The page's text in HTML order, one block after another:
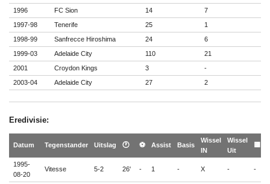
1996
FC Sion 14
7
1997-98
Tenerife 25
1
1998-99
Sanfrecce Hiroshima 24
6
1999-03
Adelaide City 110
21
2001
Croydon Kings 3
-
2003-04
Adelaide City 27 2
Eredivisie:
Datum Tegenstander Uitslag 🕐 ⚽ Assist Basis
Wissel
IN
Wissel
Uit
🟨
1995-
08-20
Vitesse 5-2 26' - 1 - X - -